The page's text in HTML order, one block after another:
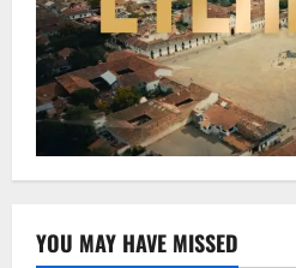
YOU MAY HAVE MISSED